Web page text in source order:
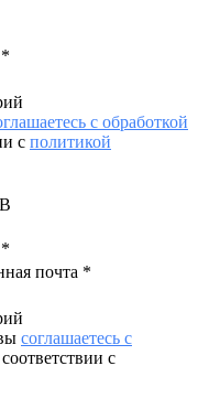
*
с обработкой
с политикой
*
почта *
соглашаетесь с
с